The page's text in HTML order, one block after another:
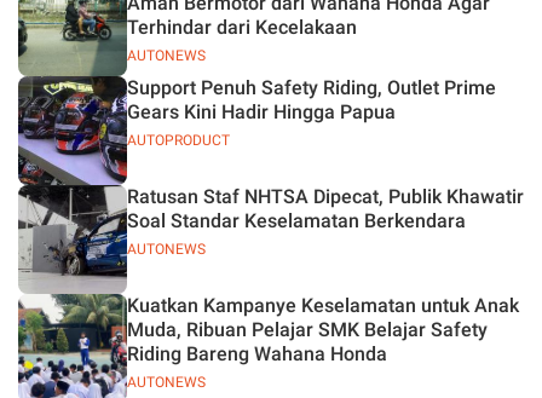
AUTONEWS
Terhindar dari Kecelakaan
AUTOPRODUCT
Support Penuh Safety Riding, Outlet Prime
Gears Kini Hadir Hingga Papua
AUTONEWS
Ratusan Staf NHTSA Dipecat, Publik Khawatir
Soal Standar Keselamatan Berkendara
AUTONEWS
Kuatkan Kampanye Keselamatan untuk Anak
Muda, Ribuan Pelajar SMK Belajar Safety
Riding Bareng Wahana Honda